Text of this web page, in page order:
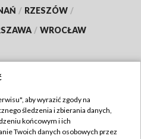
/ RZESZÓW /
/ WROCŁAW
TVP
TVP
aby wyrazić zgody na
śledzenia i zbierania danych,
końcowym i ich
Twoich danych osobowych przez